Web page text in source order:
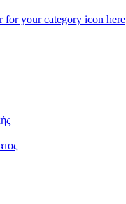
for your category icon here